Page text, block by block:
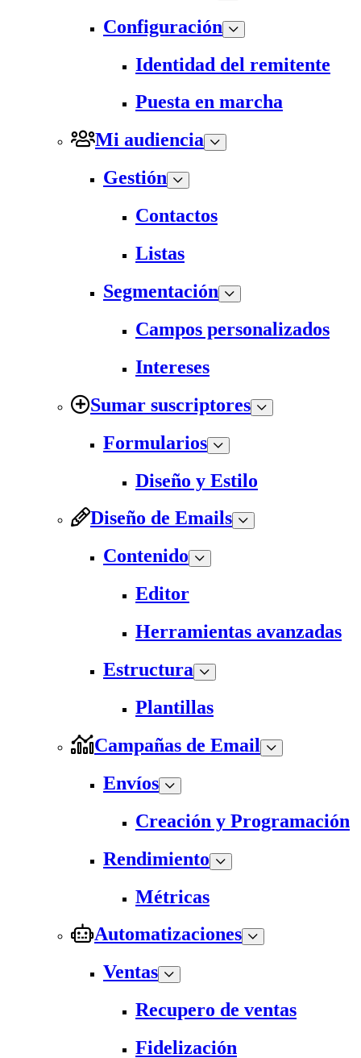
Configuración
Identidad del remitente
Puesta en marcha
Mi audiencia
Gestión
Contactos
Listas
Segmentación
Campos personalizados
Intereses
Sumar suscriptores
Formularios
Diseño y Estilo
Diseño de Emails
Contenido
Editor
Herramientas avanzadas
Estructura
Plantillas
Campañas de Email
Envíos
Creación y Programación
Rendimiento
Métricas
Automatizaciones
Ventas
Recupero de ventas
Fidelización